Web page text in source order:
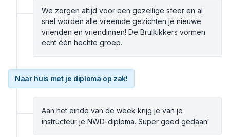
We zorgen altijd voor een gezellige sfeer en al
snel worden alle vreemde gezichten je nieuwe
vrienden en vriendinnen! De Brulkikkers vormen
echt één hechte groep.
Naar huis met je diploma op zak!
Aan het einde van de week krijg je van je
instructeur je NWD-diploma. Super goed gedaan!